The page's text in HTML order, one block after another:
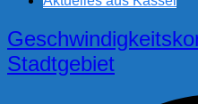
Stadtgebiet